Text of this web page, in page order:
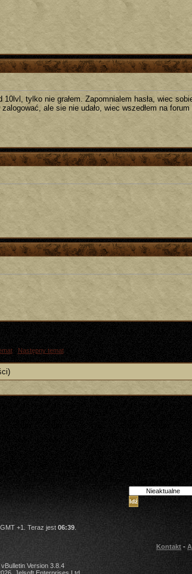
tylko nie grałem. Zapomnialem hasła, wiec
ale sie nie udało, wiec wszedłem na forum
| Następny temat
+1. Teraz jest06:39.
Kontakt -
Version 3.8.4